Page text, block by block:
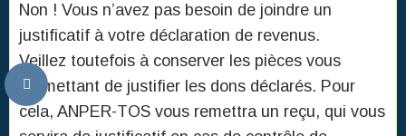
Non ! Vous n’avez pas besoin de joindre un
justificatif à votre déclaration de revenus.
Veillez toutefois à conserver les pièces vous
permettant de justifier les dons déclarés. Pour
cela, ANPER-TOS vous remettra un reçu, qui vous